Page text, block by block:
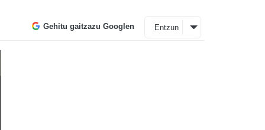
Gehitu gaitzazu Googlen Entzun